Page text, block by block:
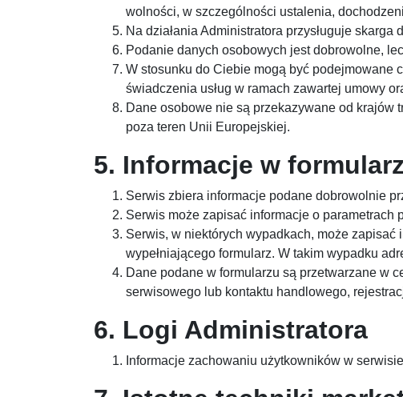
wolności, w szczególności ustalenia,
Na działania Administratora przysługuje
Podanie danych osobowych jest dobrowolne,
W stosunku do Ciebie mogą być podejmowane
świadczenia usług w ramach zawartej umowy
Dane osobowe nie są przekazywane od krajów
poza teren Unii Europejskiej.
5. Informacje w
Serwis zbiera informacje podane dobrowolnie
Serwis może zapisać informacje o parametrach
Serwis, w niektórych wypadkach, może
wypełniającego formularz. W takim wypadku
Dane podane w formularzu są przetwarzane w
serwisowego lub kontaktu handlowego,
6. Logi Administratora
Informacje zachowaniu użytkowników w